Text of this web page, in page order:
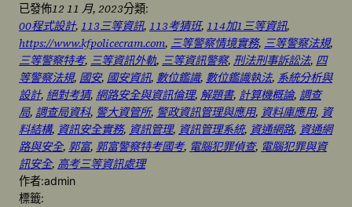
已發佈12 11 月, 2023分類:
00程式設計, 113三等資訊, 113考猜班, 114加1三等資訊
https://www.kfpolicecram.com, 三等警察情境實務, 三等警察法規
三等警察特考, 三等資訊外軌, 三等資訊警察, 刑法刑事訴訟法, 四
等警察法規, 國安, 國安資訊, 數位鑑識, 數位鑑識執法, 系統分析與
設計, 絕對考猜, 網路安全與資訊倫理, 解題書, 計算機概論, 調查
局, 調查局資科, 警大資管所, 警政資訊管理與應用, 資料庫應用, 資
料結構, 資訊安全實務, 資訊管理, 資訊管理系統, 資通網路, 資通網
路與安全, 郭富, 郭富警察特考國考, 電腦犯罪偵查, 電腦犯罪與資
訊安全, 高考三等資訊處理
作者:admin
標籤: